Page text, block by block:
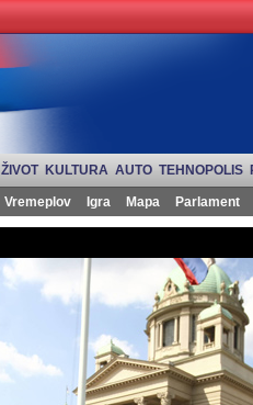
ŽIVOT KULTURA AUTO TEHNOPOLIS
Vremeplov Igra Mapa Parlament